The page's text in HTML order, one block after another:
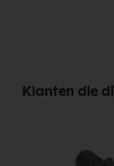
Klanten die